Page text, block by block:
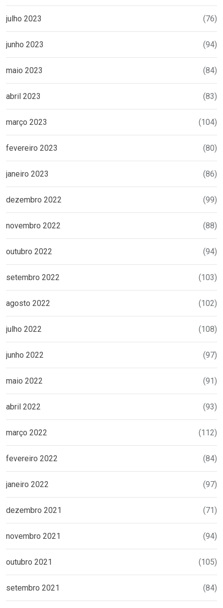
julho 2023 (76)
junho 2023 (94)
maio 2023 (84)
abril 2023 (83)
março 2023 (104)
fevereiro 2023 (80)
janeiro 2023 (86)
dezembro 2022 (99)
novembro 2022 (88)
outubro 2022 (94)
setembro 2022 (103)
agosto 2022 (102)
julho 2022 (108)
junho 2022 (97)
maio 2022 (91)
abril 2022 (93)
março 2022 (112)
fevereiro 2022 (84)
janeiro 2022 (97)
dezembro 2021 (71)
novembro 2021 (94)
outubro 2021 (105)
setembro 2021 (84)